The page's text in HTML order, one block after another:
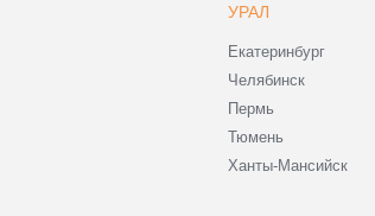
УРАЛ
Екатеринбург
Челябинск
Пермь
Тюмень
Ханты-Мансийск